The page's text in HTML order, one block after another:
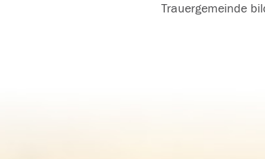
Trauergemeinde